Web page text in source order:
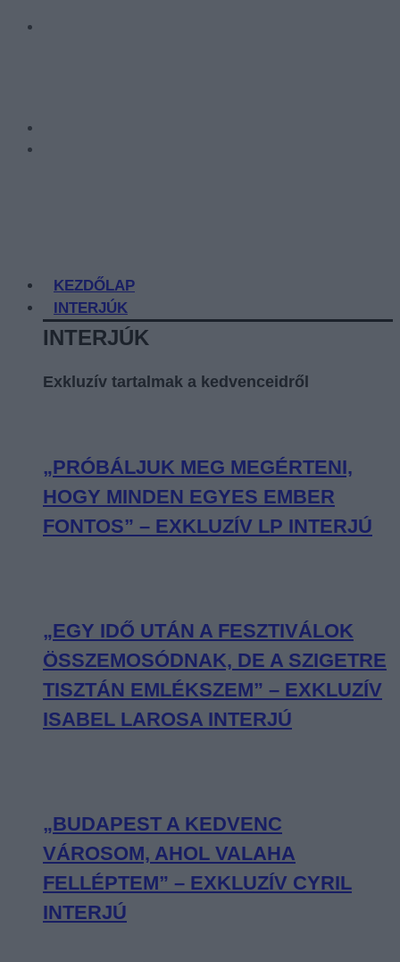
KEZDŐLAP
INTERJÚK
INTERJÚK
Exkluzív tartalmak a kedvenceidről
„PRÓBÁLJUK MEG MEGÉRTENI,
HOGY MINDEN EGYES EMBER
FONTOS” – EXKLUZÍV LP INTERJÚ
„EGY IDŐ UTÁN A FESZTIVÁLOK
ÖSSZEMOSÓDNAK, DE A SZIGETRE
TISZTÁN EMLÉKSZEM” – EXKLUZÍV
ISABEL LAROSA INTERJÚ
„BUDAPEST A KEDVENC
VÁROSOM, AHOL VALAHA
FELLÉPTEM” – EXKLUZÍV CYRIL
INTERJÚ